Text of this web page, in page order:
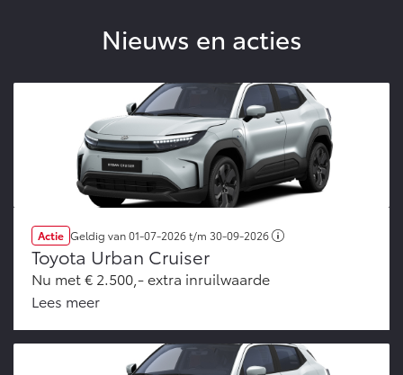
Nieuws en acties
Actie Geldig van01-07-2026t/m 30-09-2026
Toyota Urban Cruiser
Nu met € 2.500,- extra inruilwaarde
Lees meer